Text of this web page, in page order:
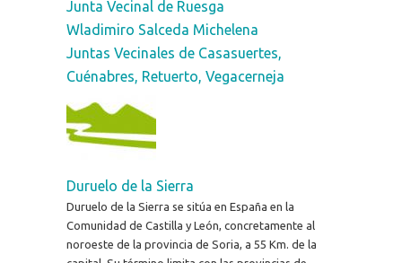
Junta Vecinal de Ruesga
Wladimiro Salceda Michelena
Juntas Vecinales de Casasuertes,
Cuénabres, Retuerto, Vegacerneja
Duruelo de la Sierra
Duruelo de la Sierra se sitúa en España en la
Comunidad de Castilla y León, concretamente al
noroeste de la provincia de Soria, a 55 Km. de la